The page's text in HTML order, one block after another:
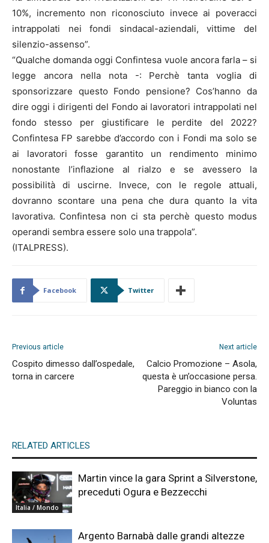
10%, incremento non riconosciuto invece ai poveracci
intrappolati nei fondi sindacal-aziendali, vittime del
silenzio-assenso”.
“Qualche domanda oggi Confintesa vuole ancora farla – si
legge ancora nella nota -: Perchè tanta voglia di
sponsorizzare questo Fondo pensione? Cos’hanno da
dire oggi i dirigenti del Fondo ai lavoratori intrappolati nel
fondo stesso per giustificare le perdite del 2022?
Confintesa FP sarebbe d’accordo con i Fondi ma solo se
ai lavoratori fosse garantito un rendimento minimo
nonostante l’inflazione al rialzo e se avessero la
possibilità di uscirne. Invece, con le regole attuali,
dovranno scontare una pena che dura quanto la vita
lavorativa. Confintesa non ci sta perchè questo modus
operandi sembra essere solo una trappola”.
(ITALPRESS).
Facebook Twitter
Previous article
Cospito dimesso dall’ospedale,
torna in carcere
Next article
Calcio Promozione – Asola,
questa è un’occasione persa.
Pareggio in bianco con la
Voluntas
RELATED ARTICLES
Italia / Mondo
Martin vince la gara Sprint a Silverstone,
preceduti Ogura e Bezzecchi
Argento Barnabà dalle grandi altezze